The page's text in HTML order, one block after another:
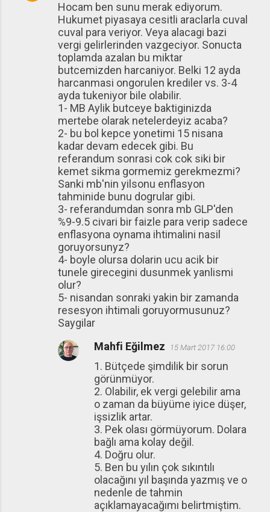
Hocam ben sunu merak ediyorum.
Hukumet piyasaya cesitli araclarla cuval
cuval para veriyor. Veya alacagi bazi
vergi gelirlerinden vazgeciyor. Sonucta
toplamda azalan bu miktar
butcemizden harcaniyor. Belki 12 ayda
harcanmasi ongorulen krediler vs. 3-4
ayda tukeniyor bile olabilir.
1- MB Aylik butceye baktiginizda
mertebe olarak netelerdeyiz acaba?
2- bu bol kepce yonetimi 15 nisana
kadar devam edecek gibi. Bu
referandum sonrasi cok cok siki bir
kemet sikma gormemiz gerekmezmi?
Sanki mb'nin yilsonu enflasyon
tahminide bunu dogrular gibi.
3- referandumdan sonra mb GLP'den
%9-9.5 civari bir faizle para verip sadece
enflasyona oynama ihtimalini nasil
goruyorsunyz?
4- boyle olursa dolarin ucu acik bir
tunele girecegini dusunmek yanlismi
olur?
5- nisandan sonraki yakin bir zamanda
resesyon ihtimali goruyormusunuz?
Saygilar
Mahfi Eğilmez 15 Mart 2017 16:00
1. Bütçede şimdilik bir sorun
görünmüyor.
2. Olabilir, ek vergi gelebilir ama
o zaman da büyüme iyice düşer,
işsizlik artar.
3. Pek olası görmüyorum. Dolara
bağlı ama kolay değil.
4. Doğru olur.
5. Ben bu yılın çok sıkıntılı
olacağını yıl başında yazmış ve o
nedenle de tahmin
açıklamayacağımı belirtmiştim.